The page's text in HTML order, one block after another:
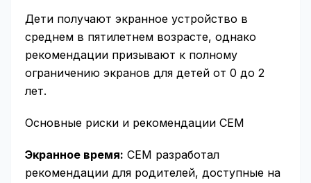
Дети получают экранное устройство в
среднем в пятилетнем возрасте, однако
рекомендации призывают к полному
ограничению экранов для детей от 0 до 2
лет.
Основные риски и рекомендации СЕМ
Экранное время: СЕМ разработал
рекомендации для родителей, доступные на